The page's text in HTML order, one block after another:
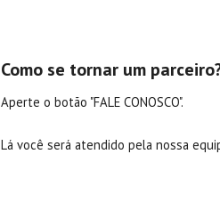
Como se tornar um parceiro
Aperte o botão "FALE CONOSCO".
Lá você será atendido pela nossa